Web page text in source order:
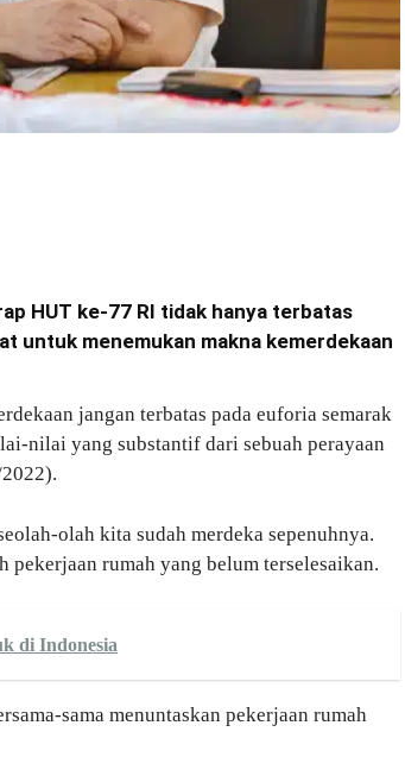
HUT ke-77 RI tidak hanya terbatas
untuk menemukan makna kemerdekaan
jangan terbatas pada euforia semarak
nilai yang substantif dari sebuah perayaan
olah kita sudah merdeka sepenuhnya.
pekerjaan rumah yang belum terselesaikan.
di Indonesia
sama menuntaskan pekerjaan rumah